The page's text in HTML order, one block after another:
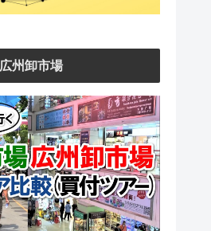
州卸市場